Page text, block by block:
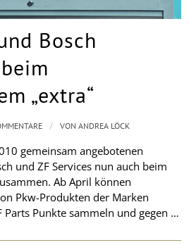
Bosch
„extra“
gemeinsam angebotenen
und ZF Services nun auch beim
Ab April können
Pkw-Produkten der Marken
Parts Punkte sammeln und gegen …
/ VONANDREA LÖCK